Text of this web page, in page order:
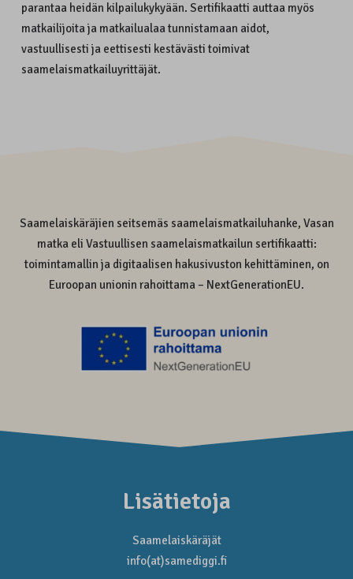
parantaa heidän kilpailukykyään. Sertifikaatti auttaa myös
matkailijoita ja matkailualaa tunnistamaan aidot,
vastuullisesti ja eettisesti kestävästi toimivat
saamelaismatkailuyrittäjät.
Saamelaiskäräjien seitsemäs saamelaismatkailuhanke, Vasan
matka eli Vastuullisen saamelaismatkailun sertifikaatti:
toimintamallin ja digitaalisen hakusivuston kehittäminen, on
Euroopan unionin rahoittama – NextGenerationEU.
Lisätietoja
Saamelaiskäräjät
info(at)samediggi.fi